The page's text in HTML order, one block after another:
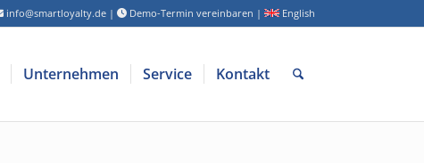
info@smartloyalty.de | Demo-Termin vereinbaren | English
Unternehmen Service Kontakt